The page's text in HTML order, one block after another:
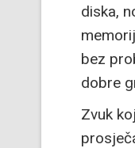
diska,
bez
dobre
Zvuk